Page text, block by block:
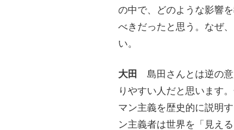
の中で、どのような影響
べきだったと思う。なぜ
い。
大田
島田さんとは逆の意
りやすい人だと思います
マン主義を歴史的に説明
ン主義者は世界を「見え